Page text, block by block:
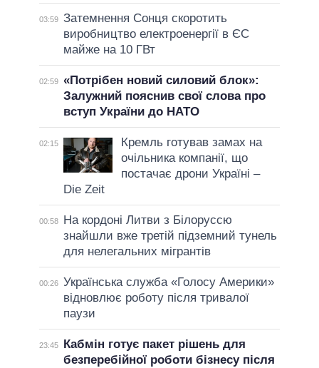
03:59 Затемнення Сонця скоротить
виробництво електроенергії в ЄС
майже на 10 ГВт
02:59 «Потрібен новий силовий блок»:
Залужний пояснив свої слова про
вступ України до НАТО
02:15
Кремль готував замах на
очільника компанії, що
постачає дрони Україні –
Die Zeit
00:58
На кордоні Литви з Білоруссю
знайшли вже третій підземний тунель
для нелегальних мігрантів
00:26 Українська служба «Голосу Америки»
відновлює роботу після тривалої
паузи
23:45
Кабмін готує пакет рішень для
безперебійної роботи бізнесу після